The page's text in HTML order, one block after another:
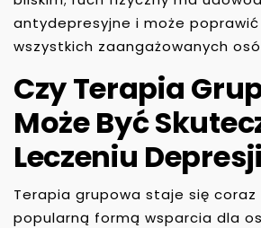
antydepresyjne i może
wszystkich zaangażowanych
Czy Terapia
Może Być
Leczeniu
Terapia grupowa staje się coraz
popularną formą wsparcia dla